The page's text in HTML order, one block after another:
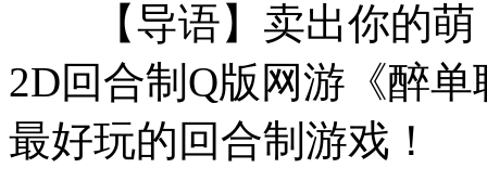
【导语】卖出你的萌
2D回合制Q版网游《醉
最好玩的回合制游戏！